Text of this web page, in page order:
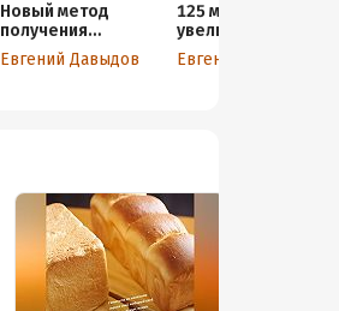
Новый метод
получения
прибыли в
пиццерии –
Евгений Давыдов
125 методов
увеличения
продаж в
пиццерии. Часть
Евгений Давыдов